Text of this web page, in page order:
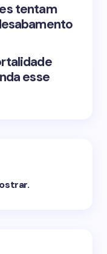
tentam
esse